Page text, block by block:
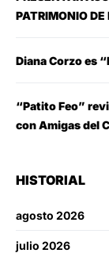
PATRIMONIO
Diana Corzo es
“Patito Feo”
con Amigas del
HISTORIAL
agosto 2026
julio 2026